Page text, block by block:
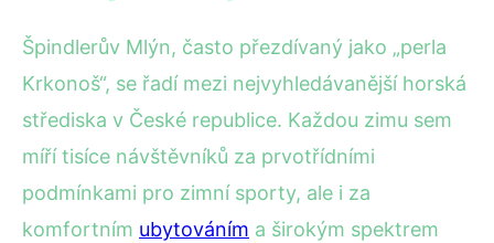
Špindlerův Mlýn, často přezdívaný jako „perla
Krkonoš“, se řadí mezi nejvyhledávanější horská
střediska v České republice. Každou zimu sem
míří tisíce návštěvníků za prvotřídními
podmínkami pro zimní sporty, ale i za
komfortním ubytováním a širokým spektrem